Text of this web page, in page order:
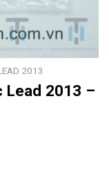
2013
Lead 2013 –